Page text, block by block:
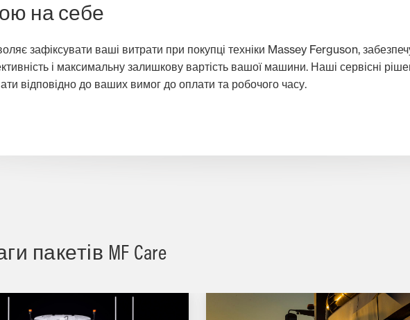
на себе
зафіксувати ваші витрати при покупці техніки Massey Ferguson,
і максимальну залишкову вартість вашої машини. Наші сервісні
відповідно до ваших вимог до оплати та робочого часу.
пакетів MF Care